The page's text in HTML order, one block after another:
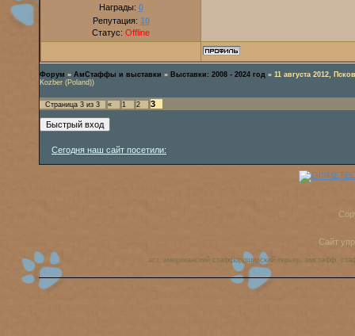
Награды: 0
Репутация: 10
Статус: Offline
Форум » АмСтаффы и выставки » Выставки: 2008 - 2024 год » 11 августа 2012,
Kozber (Poland))
Страница 3 из 3 « 1 2 3
Сегодня наш сайт посетили:
Сайт
аст, американский стаффордширский терьер, амстафф,